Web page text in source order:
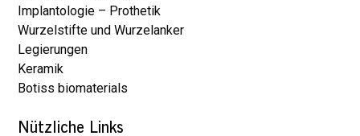
Implantologie – Prothetik
Wurzelstifte und Wurzelanker
Legierungen
Keramik
Botiss biomaterials
Nützliche Links